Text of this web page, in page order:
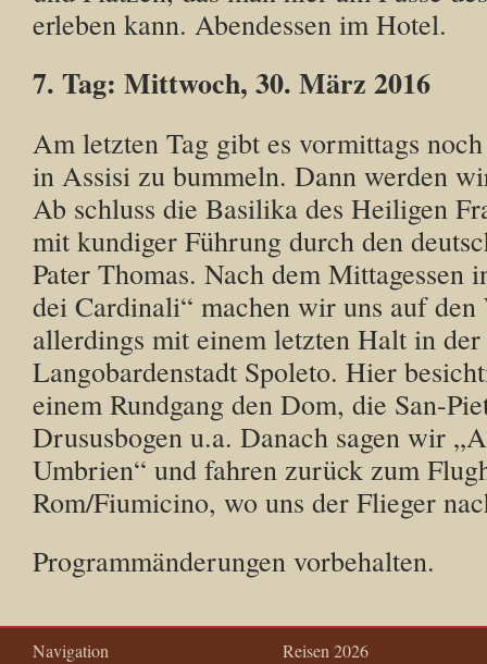
erleben kann. Abendessen im Hotel.
7. Tag: Mittwoch, 30. März 2016
Am letzten Tag gibt es vormittags
in Assisi zu bummeln. Dann werden
Ab schluss die Basilika des Heiligen
mit kundiger Führung durch den
Pater Thomas. Nach dem Mittagessen
dei Cardinali“ machen wir uns auf den
allerdings mit einem letzten Halt in
Langobardenstadt Spoleto. Hier
einem Rundgang den Dom, die San-
Drususbogen u.a. Danach sagen wir
Umbrien“ und fahren zurück zum
Rom/Fiumicino, wo uns der Flieger
Programmänderungen vorbehalten.
Navigation Reisen 2026